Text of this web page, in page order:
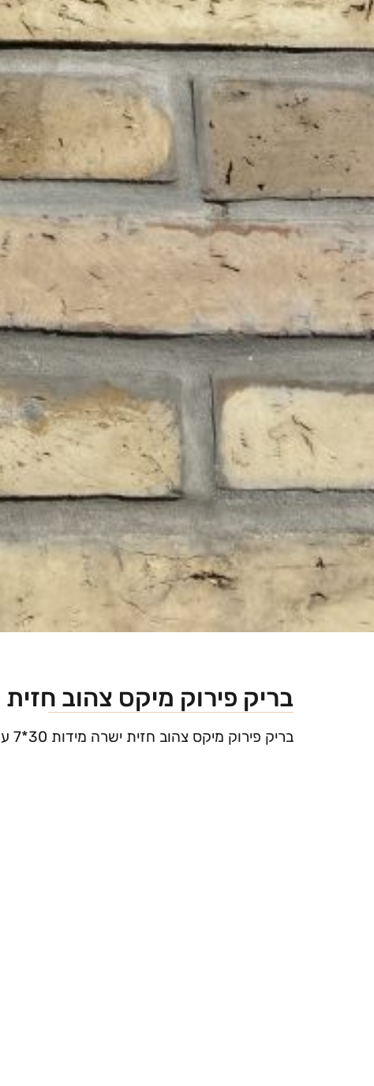
בריק פירוק מיקס צהוב
בריק פירוק מיקס צהוב חזית ישרה מידות 30*7 עובי 3 ס"מ